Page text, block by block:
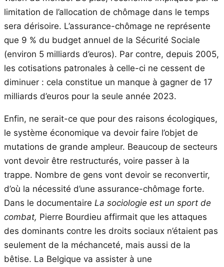
limitation de l’allocation de chômage dans le temps
sera dérisoire. L’assurance-chômage ne représente
que 9 % du budget annuel de la Sécurité Sociale
(environ 5 milliards d’euros). Par contre, depuis 2005,
les cotisations patronales à celle-ci ne cessent de
diminuer : cela constitue un manque à gagner de 17
milliards d’euros pour la seule année 2023.
Enfin, ne serait-ce que pour des raisons écologiques,
le système économique va devoir faire l’objet de
mutations de grande ampleur. Beaucoup de secteurs
vont devoir être restructurés, voire passer à la
trappe. Nombre de gens vont devoir se reconvertir,
d’où la nécessité d’une assurance-chômage forte.
Dans le documentaire La sociologie est un sport de
combat, Pierre Bourdieu affirmait que les attaques
des dominants contre les droits sociaux n’étaient pas
seulement de la méchanceté, mais aussi de la
bêtise. La Belgique va assister à une